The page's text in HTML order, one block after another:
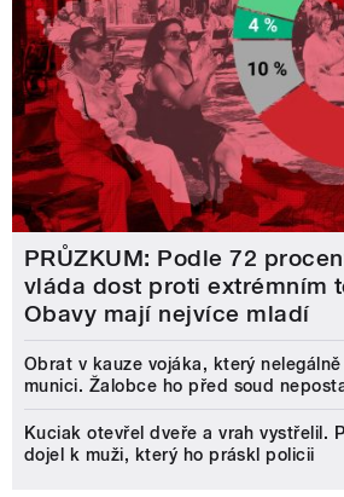
PRŮZKUM: Podle 72
vláda dost proti extrémním
Obavy mají nejvíce mladí
Obrat v kauze vojáka, který
munici. Žalobce ho před soud
Kuciak otevřel dveře a vrah vystřelil.
dojel k muži, který ho práskl policii